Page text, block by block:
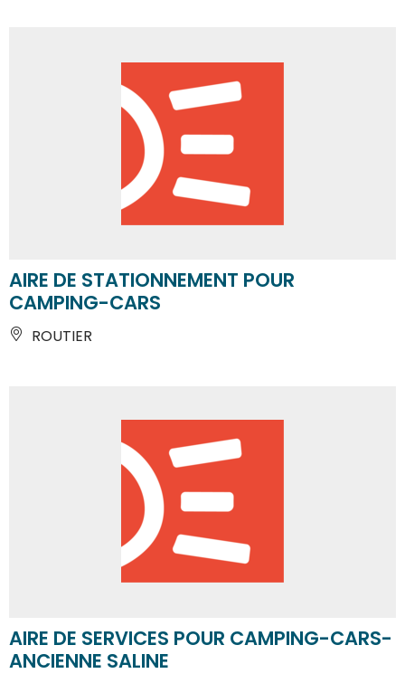
AIRE DE STATIONNEMENT POUR
CAMPING-CARS
ROUTIER
AIRE DE SERVICES POUR CAMPING-CARS-
ANCIENNE SALINE